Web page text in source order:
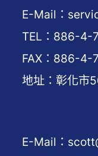
E-Mail：
TEL：886-4-
FAX：886-4-
地址：彰化市
E-Mail：